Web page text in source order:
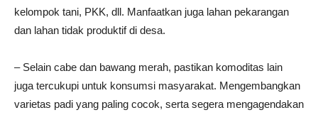
kelompok tani, PKK, dll. Manfaatkan juga lahan pekarangan
dan lahan tidak produktif di desa.
– Selain cabe dan bawang merah, pastikan komoditas lain
juga tercukupi untuk konsumsi masyarakat. Mengembangkan
varietas padi yang paling cocok, serta segera mengagendakan